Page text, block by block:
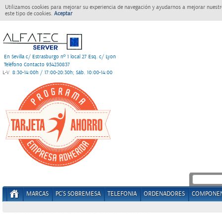
Utilizamos cookies para mejorar su experiencia de navegación y ayudarnos a mejorar
este tipo de cookies. Aceptar
En Sevilla c/ Estrasburgo nº 1 local 27 Esq. c/ Lyon
Teléfono Contacto 954230837
L-V 8:30-14:00h / 17:00-20:30h; Sáb. 10:00-14:00
MARCAS PC'S SOBREMESA TELEFONIA ORDENADORES